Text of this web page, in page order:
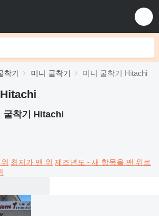
착기 미니 굴착기 미니 굴착기 Hitachi
굴착기 Hitachi
최저가 맨 위 제조년도 - 새 항목을 맨 위로